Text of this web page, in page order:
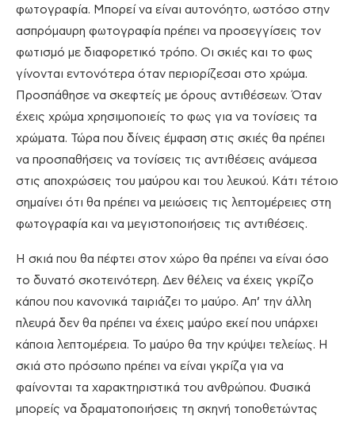
φωτογραφία. Μπορεί να είναι αυτονόητο, ωστόσο στην
ασπρόμαυρη φωτογραφία πρέπει να προσεγγίσεις τον
φωτισμό με διαφορετικό τρόπο. Οι σκιές και το φως
γίνονται εντονότερα όταν περιορίζεσαι στο χρώμα.
Προσπάθησε να σκεφτείς με όρους αντιθέσεων. Όταν
έχεις χρώμα χρησιμοποιείς το φως για να τονίσεις τα
χρώματα. Τώρα που δίνεις έμφαση στις σκιές θα πρέπει
να προσπαθήσεις να τονίσεις τις αντιθέσεις ανάμεσα
στις αποχρώσεις του μαύρου και του λευκού. Κάτι τέτοιο
σημαίνει ότι θα πρέπει να μειώσεις τις λεπτομέρειες στη
φωτογραφία και να μεγιστοποιήσεις τις αντιθέσεις.
Η σκιά που θα πέφτει στον χώρο θα πρέπει να είναι όσο
το δυνατό σκοτεινότερη. Δεν θέλεις να έχεις γκρίζο
κάπου που κανονικά ταιριάζει το μαύρο. Απ’ την άλλη
πλευρά δεν θα πρέπει να έχεις μαύρο εκεί που υπάρχει
κάποια λεπτομέρεια. Το μαύρο θα την κρύψει τελείως. Η
σκιά στο πρόσωπο πρέπει να είναι γκρίζα για να
φαίνονται τα χαρακτηριστικά του ανθρώπου. Φυσικά
μπορείς να δραματοποιήσεις τη σκηνή τοποθετώντας